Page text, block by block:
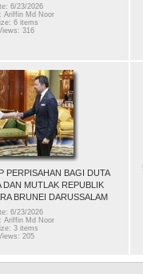
6/23/2026
Ariffin Md Noor
6 items
316
PERPISAHAN BAGI DUTA
DAN MUTLAK REPUBLIK
BRUNEI DARUSSALAM
6/23/2026
Ariffin Md Noor
3 items
205